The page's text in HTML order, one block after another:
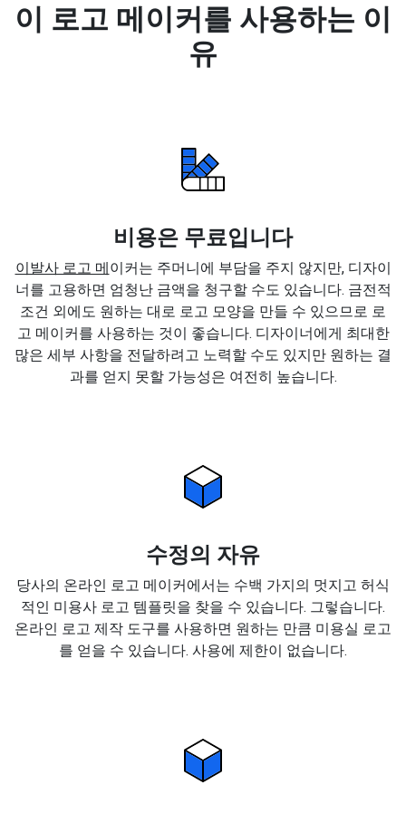
이 로고 메이커를 사용하는 이
유
비용은 무료입니다
이발사 로고 메이커는 주머니에 부담을 주지 않지만, 디자이
너를 고용하면 엄청난 금액을 청구할 수도 있습니다. 금전적
조건 외에도 원하는 대로 로고 모양을 만들 수 있으므로 로
고 메이커를 사용하는 것이 좋습니다. 디자이너에게 최대한
많은 세부 사항을 전달하려고 노력할 수도 있지만 원하는 결
과를 얻지 못할 가능성은 여전히 높습니다.
수정의 자유
당사의 온라인 로고 메이커에서는 수백 가지의 멋지고 허식
적인 미용사 로고 템플릿을 찾을 수 있습니다. 그렇습니다.
온라인 로고 제작 도구를 사용하면 원하는 만큼 미용실 로고
를 얻을 수 있습니다. 사용에 제한이 없습니다.